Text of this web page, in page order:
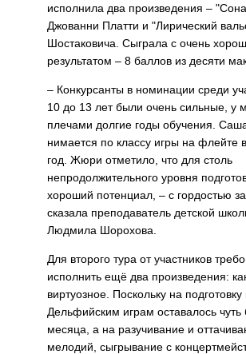
испол­нила два произведения –
Джованни Платти и "Лирический
Шостаковича. Сыграла с очень
результатом – 8 баллов из десяти
– Конкурсанты в номинации сре­ди
10 до 13 лет были очень сильные, у
плечами долгие годы обучения.
нимается по классу игры на флейте
год. Жюри отметило, что для столь
непродолжительного уровня
хороший потенциал, – с гордостью
сказала преподаватель детской
Людмила Шорохова.
Для второго тура от участников
исполнить ещё два произведения:
вир­туозное. Поскольку на подготовку
Дельфийским играм оставалось чуть
месяца, а на разучива­ние и
мелодий, сыгрывание с